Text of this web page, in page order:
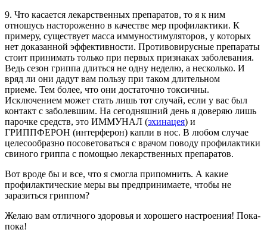
9. Что касается лекарственных препаратов, то я к ним
отношусь настороженно в качестве мер профилактики. К
примеру, существует масса иммуностимуляторов, у которых
нет доказанной эффективности. Противовирусные препараты
стоит принимать только при первых признаках заболевания.
Ведь сезон гриппа длиться не одну неделю, а несколько. И
вряд ли они дадут вам пользу при таком длительном
приеме. Тем более, что они достаточно токсичны.
Исключением может стать лишь тот случай, если у вас был
контакт с заболевшим. На сегодняшний день я доверяю лишь
парочке средств, это ИММУНАЛ (эхинацея) и
ГРИППФЕРОН (интерферон) капли в нос. В любом случае
целесообразно посоветоваться с врачом поводу профилактики
свиного гриппа с помощью лекарственных препаратов.
Вот вроде бы и все, что я смогла припомнить. А какие
профилактические меры вы предпринимаете, чтобы не
заразиться гриппом?
Желаю вам отличного здоровья и хорошего настроения! Пока-
пока!